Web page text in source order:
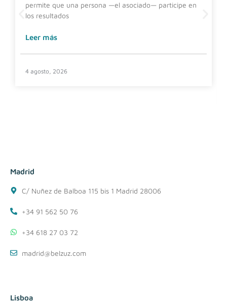
permite que una persona —el asociado— participe en
los resultados
Leer más
4 agosto, 2026
Madrid
C/ Nuñez de Balboa 115 bis 1 Madrid 28006
+34 91 562 50 76
+34 618 27 03 72
madrid@belzuz.com
Lisboa